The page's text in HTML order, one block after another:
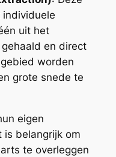
uit het
en direct
worden
grote snede te
eigen
is belangrijk om
te overleggen